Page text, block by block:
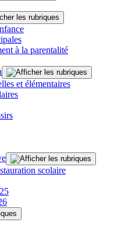
à la parentalité
et élémentaires
scolaire